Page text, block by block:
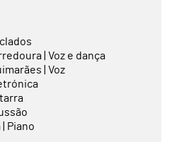
| Voz e dança
| Voz
Piano